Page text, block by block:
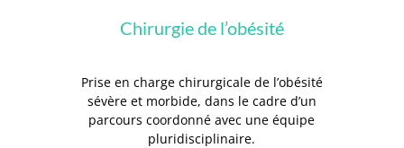
Chirurgie de l’obésité
Prise en charge chirurgicale de l’obésité
sévère et morbide, dans le cadre d’un
parcours coordonné avec une équipe
pluridisciplinaire.